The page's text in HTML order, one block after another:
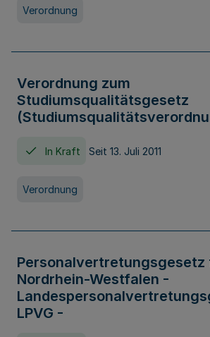
Verordnung
Verordnung zum
Studiumsqualitätsgesetz
In Kraft Seit 13. Juli 2011
Verordnung
Personalvertretungsgesetz
Nordrhein-Westfalen -
LPVG -